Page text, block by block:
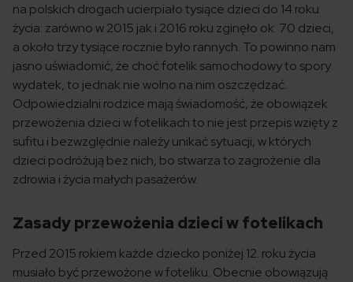
na polskich drogach ucierpiało tysiące dzieci do 14 roku
życia: zarówno w 2015 jak i 2016 roku zginęło ok. 70 dzieci,
a około trzy tysiące rocznie było rannych. To powinno nam
jasno uświadomić, że choć fotelik samochodowy to spory
wydatek, to jednak nie wolno na nim oszczędzać.
Odpowiedzialni rodzice mają świadomość, że obowiązek
przewożenia dzieci w fotelikach to nie jest przepis wzięty z
sufitu i bezwzględnie należy unikać sytuacji, w których
dzieci podróżują bez nich, bo stwarza to zagrożenie dla
zdrowia i życia małych pasażerów.
Zasady przewożenia dzieci w fotelikach
Przed 2015 rokiem każde dziecko poniżej 12. roku życia
musiało być przewożone w foteliku. Obecnie obowiązują